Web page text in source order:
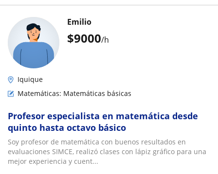
$9000/h
Emilio
Iquique
Matemáticas: Matemáticas básicas
Profesor especialista en matemática desde
quinto hasta octavo básico
Soy profesor de matemática con buenos resultados en
evaluaciones SIMCE, realizó clases con lápiz gráfico para una
mejor experiencia y cuent...